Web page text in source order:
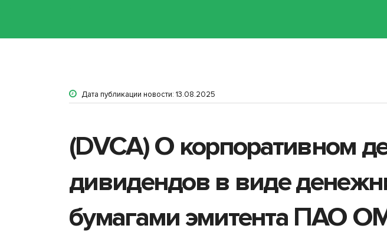
Дата публикации новости: 13.08.2025
(DVCA) О корпоративном
дивидендов в виде
бумагами эмитента ПАО